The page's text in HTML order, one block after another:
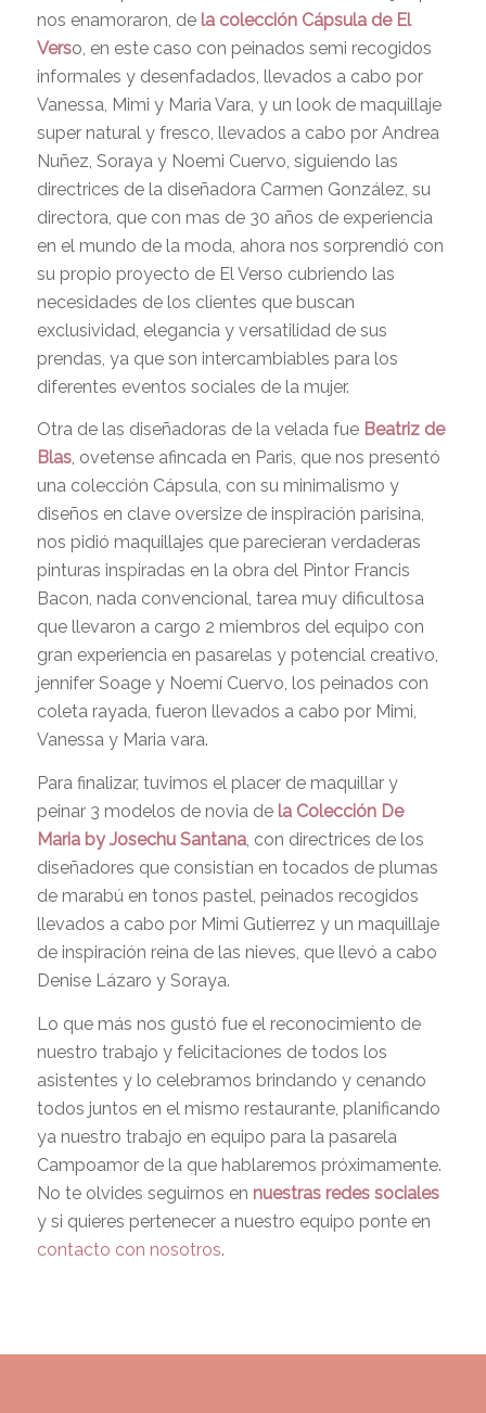
nos enamoraron, de la colección Cápsula de El
Verso, en este caso con peinados semi recogidos
informales y desenfadados, llevados a cabo por
Vanessa, Mimi y Maria Vara, y un look de maquillaje
super natural y fresco, llevados a cabo por Andrea
Nuñez, Soraya y Noemi Cuervo, siguiendo las
directrices de la diseñadora Carmen González, su
directora, que con mas de 30 años de experiencia
en el mundo de la moda, ahora nos sorprendió con
su propio proyecto de El Verso cubriendo las
necesidades de los clientes que buscan
exclusividad, elegancia y versatilidad de sus
prendas, ya que son intercambiables para los
diferentes eventos sociales de la mujer.
Otra de las diseñadoras de la velada fue Beatriz de
Blas, ovetense afincada en Paris, que nos presentó
una colección Cápsula, con su minimalismo y
diseños en clave oversize de inspiración parisina,
nos pidió maquillajes que parecieran verdaderas
pinturas inspiradas en la obra del Pintor Francis
Bacon, nada convencional, tarea muy dificultosa
que llevaron a cargo 2 miembros del equipo con
gran experiencia en pasarelas y potencial creativo,
jennifer Soage y Noemí Cuervo, los peinados con
coleta rayada, fueron llevados a cabo por Mimi,
Vanessa y Maria vara.
Para finalizar, tuvimos el placer de maquillar y
peinar 3 modelos de novia de la Colección De
Maria by Josechu Santana, con directrices de los
diseñadores que consistían en tocados de plumas
de marabú en tonos pastel, peinados recogidos
llevados a cabo por Mimi Gutierrez y un maquillaje
de inspiración reina de las nieves, que llevó a cabo
Denise Lázaro y Soraya.
Lo que más nos gustó fue el reconocimiento de
nuestro trabajo y felicitaciones de todos los
asistentes y lo celebramos brindando y cenando
todos juntos en el mismo restaurante, planificando
ya nuestro trabajo en equipo para la pasarela
Campoamor de la que hablaremos próximamente.
No te olvides seguirnos en nuestras redes sociales
y si quieres pertenecer a nuestro equipo ponte en
contacto con nosotros.